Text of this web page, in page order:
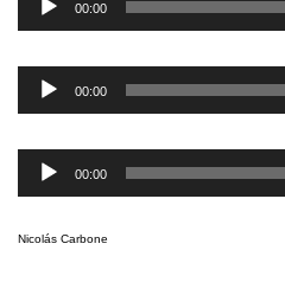
audio
00:00
audio
00:00
audio
00:00
Nicolás Carbone